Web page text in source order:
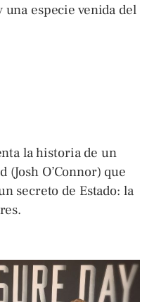
una especie venida del
la historia de un
O’Connor) que
secreto de Estado: la